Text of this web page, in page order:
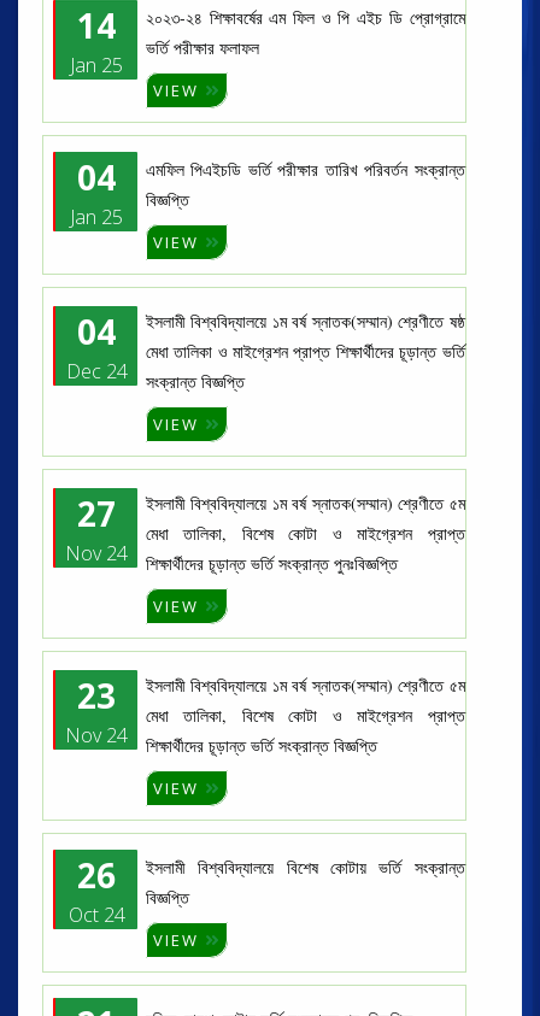
14
Jan 25
২০২৩-২৪ শিক্ষাবর্ষের এম ফিল ও পি এইচ ডি প্রোগ্রামে
ভর্তি পরীক্ষার ফলাফল
VIEW
04
Jan 25
এমফিল পিএইচডি ভর্তি পরীক্ষার তারিখ পরিবর্তন সংক্রান্ত
বিজ্ঞপ্তি
VIEW
04
Dec 24
ইসলামী বিশ্ববিদ্যালয়ে ১ম বর্ষ স্নাতক(সম্মান) শ্রেণীতে ষষ্ঠ
মেধা তালিকা ও মাইগ্রেশন প্রাপ্ত শিক্ষার্থীদের চূড়ান্ত ভর্তি
সংক্রান্ত বিজ্ঞপ্তি
VIEW
27
Nov 24
ইসলামী বিশ্ববিদ্যালয়ে ১ম বর্ষ স্নাতক(সম্মান) শ্রেণীতে ৫ম
মেধা তালিকা, বিশেষ কোটা ও মাইগ্রেশন প্রাপ্ত
শিক্ষার্থীদের চূড়ান্ত ভর্তি সংক্রান্ত পুনঃবিজ্ঞপ্তি
VIEW
23
Nov 24
ইসলামী বিশ্ববিদ্যালয়ে ১ম বর্ষ স্নাতক(সম্মান) শ্রেণীতে ৫ম
মেধা তালিকা, বিশেষ কোটা ও মাইগ্রেশন প্রাপ্ত
শিক্ষার্থীদের চূড়ান্ত ভর্তি সংক্রান্ত বিজ্ঞপ্তি
VIEW
26
Oct 24
ইসলামী বিশ্ববিদ্যালয়ে বিশেষ কোটায় ভর্তি সংক্রান্ত
বিজ্ঞপ্তি
VIEW